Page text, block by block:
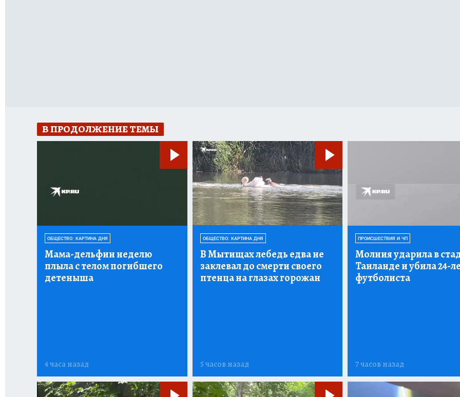
В ПРОДОЛЖЕНИЕ ТЕМЫ
ОБЩЕСТВО: КАРТИНА ДНЯ
Мама-дельфин неделю
плыла с телом погибшего
детеныша
4 часа назад
ОБЩЕСТВО: КАРТИНА ДНЯ
В Мытищах лебедь едва не
заклевал до смерти своего
птенца на глазах горожан
5 часов назад
ПРОИСШЕСТВИЯ И ЧП
Молния ударила в
Таиланде и убила 24-
футболиста
7 часов назад